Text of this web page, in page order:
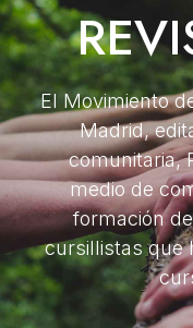
El Movimiento
Madrid,
comunitaria,
medio de
formación
cursillistas que